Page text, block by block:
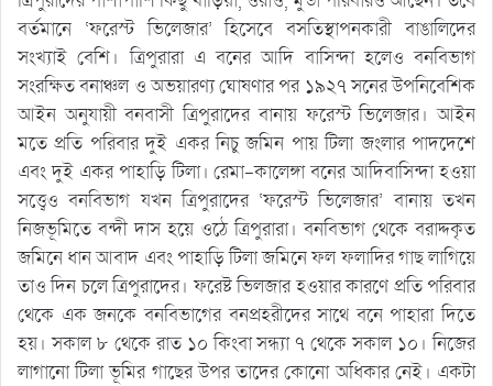
বর্তমানে ‘ফরেস্ট ভিলেজার’ হিসেবে বসতিস্থাপনকারী বাঙালিদের
সংখ্যাই বেশি। ত্রিপুরারা এ বনের আদি বাসিন্দা হলেও বনবিভাগ
সংরক্ষিত বনাঞ্চল ও অভয়ারণ্য ঘোষণার পর ১৯২৭ সনের উপনিবেশিক
আইন অনুযায়ী বনবাসী ত্রিপুরাদের বানায় ফরেস্ট ভিলেজার। আইন
মতে প্রতি পরিবার দুই একর নিচু জমিন পায় টিলা জংলার পাদদেশে
এবং দুই একর পাহাড়ি টিলা। রেমা-কালেঙ্গা বনের আদিবাসিন্দা হওয়া
সত্ত্বেও বনবিভাগ যখন ত্রিপুরাদের ‘ফরেস্ট ভিলেজার’ বানায় তখন
নিজভূমিতে বন্দী দাস হয়ে ওঠে ত্রিপুরারা। বনবিভাগ থেকে বরাদ্দকৃত
জমিনে ধান আবাদ এবং পাহাড়ি টিলা জমিনে ফল ফলাদির গাছ লাগিয়ে
তাও দিন চলে ত্রিপুরাদের। ফরেষ্ট ভিলজার হওয়ার কারণে প্রতি পরিবার
থেকে এক জনকে বনবিভাগের বনপ্রহরীদের সাথে বনে পাহারা দিতে
হয়। সকাল ৮ থেকে রাত ১০ কিংবা সন্ধ্যা ৭ থেকে সকাল ১০। নিজের
লাগানো টিলা ভূমির গাছের উপর তাদের কোনো অধিকার নেই। একটা